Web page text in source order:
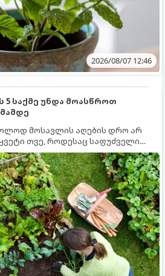
2026/08/07 12:46
5 საქმე უნდა მოასწროთ
მოსავლის აღების დრო არ
თვე, როდესაც საფუძველი
მოსავალს და ბაღი მზადდება
იმისათვის, რომ
ხოლო მცენარეებმა
ბოლომდე 5
გაკეთება უნდა მოასწროთ: